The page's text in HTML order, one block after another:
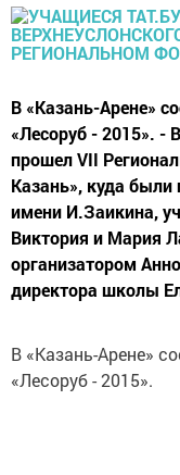
В «Казань-Арене»
«Лесоруб - 2015». -
прошел VII
Казань», куда
имени И.Заикина,
Виктория и Мария
организатором
директора школы
В «Казань-Арене»
«Лесоруб - 2015».